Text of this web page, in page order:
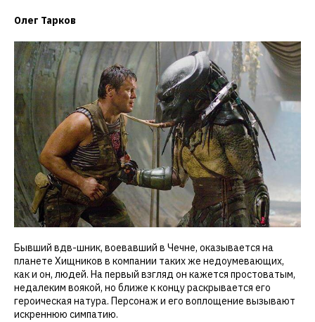
Олег Тарков
Бывший вдв-шник, воевавший в Чечне, оказывается на
планете Хищников в компании таких же недоумевающих,
как и он, людей. На первый взгляд он кажется простоватым,
недалеким воякой, но ближе к концу раскрывается его
героическая натура. Персонаж и его воплощение вызывают
искреннюю симпатию.